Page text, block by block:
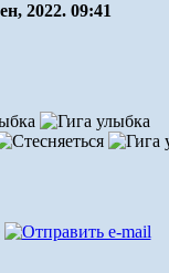
2022. 09:41